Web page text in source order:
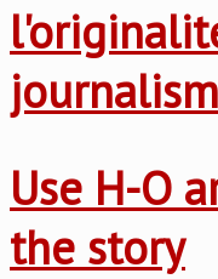
Use H-O
the story